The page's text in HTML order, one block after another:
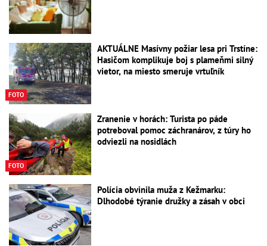
FOTO
AKTUÁLNE Masívny požiar lesa pri Trstíne:
Hasičom komplikuje boj s plameňmi silný
vietor, na miesto smeruje vrtuľník
FOTO
Zranenie v horách: Turista po páde
potreboval pomoc záchranárov, z túry ho
odviezli na nosidlách
Polícia obvinila muža z Kežmarku:
Dlhodobé týranie družky a zásah v obci